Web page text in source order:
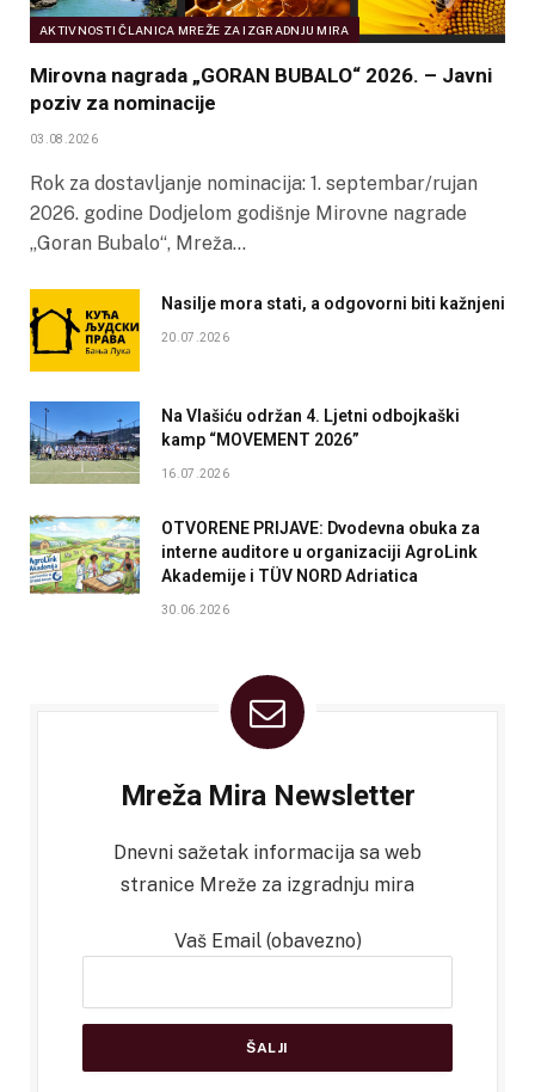
AKTIVNOSTI ČLANICA MREŽE ZA IZGRADNJU MIRA
Mirovna nagrada „GORAN BUBALO“ 2026. – Javni
poziv za nominacije
03.08.2026
Rok za dostavljanje nominacija: 1. septembar/rujan
2026. godine Dodjelom godišnje Mirovne nagrade
„Goran Bubalo“, Mreža…
Nasilje mora stati, a odgovorni biti kažnjeni
20.07.2026
Na Vlašiću održan 4. Ljetni odbojkaški
kamp “MOVEMENT 2026”
16.07.2026
OTVORENE PRIJAVE: Dvodevna obuka za
interne auditore u organizaciji AgroLink
Akademije i TÜV NORD Adriatica
30.06.2026
Mreža Mira Newsletter
Dnevni sažetak informacija sa web
stranice Mreže za izgradnju mira
Vaš Email (obavezno)